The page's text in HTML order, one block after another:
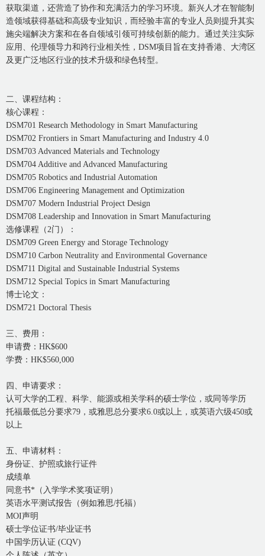
获取渠道，还营造了协作和充满活力的学习环境。新兴人才在智能制
造领域获得基础和高级专业知识，而经验丰富的专业人员则提升其实
施尖端解决方案和在各自领域引领可持续创新的能力。通过关注实际
应用、伦理领导力和跨行业相关性，DSM项目旨在支持香港、大湾区
及更广泛地区行业的技术升级和绿色转型。
二、课程结构：
核心课程：
DSM701 Research Methodology in Smart Manufacturing
DSM702 Frontiers in Smart Manufacturing and Industry 4.0
DSM703 Advanced Materials and Technology
DSM704 Additive and Advanced Manufacturing
DSM705 Robotics and Industrial Automation
DSM706 Engineering Management and Optimization
DSM707 Modern Industrial Project Design
DSM708 Leadership and Innovation in Smart Manufacturing
选修课程（2门）：
DSM709 Green Energy and Storage Technology
DSM710 Carbon Neutrality and Environmental Governance
DSM711 Digital and Sustainable Industrial Systems
DSM712 Special Topics in Smart Manufacturing
博士论文：
DSM721 Doctoral Thesis
三、费用：
申请费：HK$600
学费：HK$560,000
四、申请要求：
认可大学的工程、科学、能源或相关学科的硕士学位，或同等学历
托福最低总分要求79，或雅思总分要求6.0或以上，或英语六级450或
以上
五、申请材料：
身份证、护照或旅行证件
成绩单
同意书*（入学学术奖项证明）
英语水平测试报告（例如雅思/托福）
MOI声明
硕士学位证书/毕业证书
中国学历认证 (CQV)